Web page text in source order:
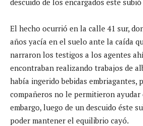
El hecho ocurrió en la calle 41 sur,
años yacía en el suelo ante la caída
narraron los testigos a los agentes
encontraban realizando trabajos de
había ingerido bebidas embriagantes,
compañeros no le permitieron ayudar
embargo, luego de un descuido éste
poder mantener el equilibrio cayó.